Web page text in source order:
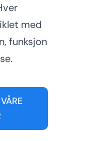
med
funksjon